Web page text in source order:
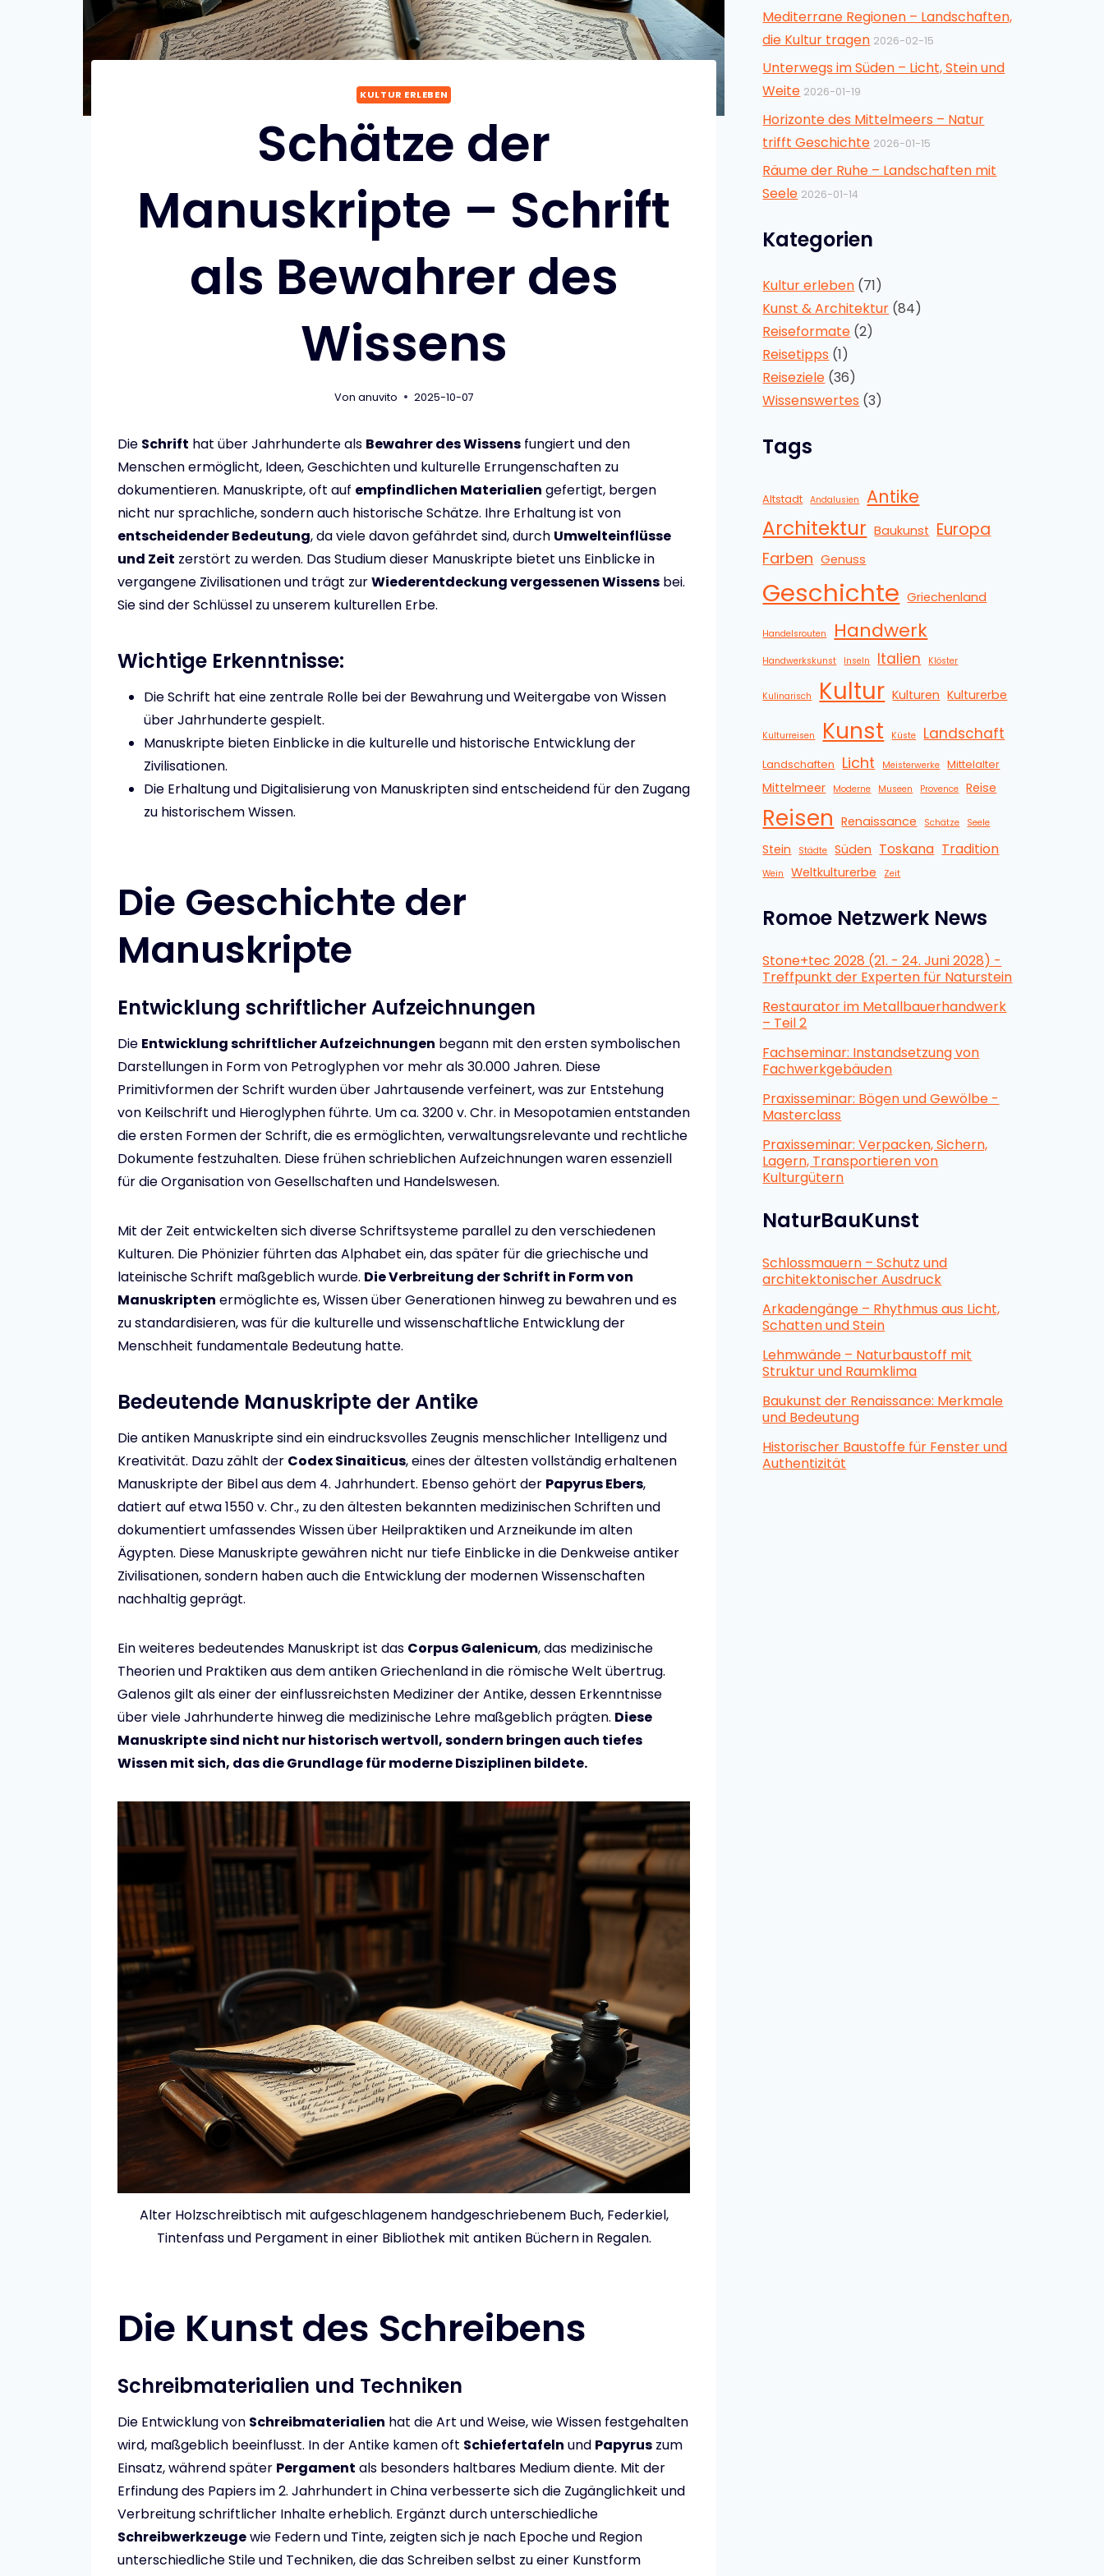
KULTUR ERLEBEN
Schätze der
Manuskripte – Schrift
als Bewahrer des
Wissens
Von anuvito 2025-10-07
Die Schrift hat über Jahrhunderte als Bewahrer des Wissens fungiert und den
Menschen ermöglicht, Ideen, Geschichten und kulturelle Errungenschaften zu
dokumentieren. Manuskripte, oft auf empfindlichen Materialien gefertigt, bergen
nicht nur sprachliche, sondern auch historische Schätze. Ihre Erhaltung ist von
entscheidender Bedeutung, da viele davon gefährdet sind, durch Umwelteinflüsse
und Zeit zerstört zu werden. Das Studium dieser Manuskripte bietet uns Einblicke in
vergangene Zivilisationen und trägt zurWiederentdeckung vergessenen Wissens bei.
Sie sind der Schlüssel zu unserem kulturellen Erbe.
Wichtige Erkenntnisse:
Die Schrift hat eine zentrale Rolle bei der Bewahrung und Weitergabe von Wissen
über Jahrhunderte gespielt.
Manuskripte bieten Einblicke in die kulturelle und historische Entwicklung der
Zivilisationen.
Die Erhaltung und Digitalisierung von Manuskripten sind entscheidend für den Zugang
zu historischem Wissen.
Die Geschichte der
Manuskripte
Entwicklung schriftlicher Aufzeichnungen
Die Entwicklung schriftlicher Aufzeichnungen begann mit den ersten symbolischen
Darstellungen in Form von Petroglyphen vor mehr als 30.000 Jahren. Diese
Primitivformen der Schrift wurden über Jahrtausende verfeinert, was zur Entstehung
von Keilschrift und Hieroglyphen führte. Um ca. 3200 v. Chr. in Mesopotamien entstanden
die ersten Formen der Schrift, die es ermöglichten, verwaltungsrelevante und rechtliche
Dokumente festzuhalten. Diese frühen schrieblichen Aufzeichnungen waren essenziell
für die Organisation von Gesellschaften und Handelswesen.
Mit der Zeit entwickelten sich diverse Schriftsysteme parallel zu den verschiedenen
Kulturen. Die Phönizier führten das Alphabet ein, das später für die griechische und
lateinische Schrift maßgeblich wurde. Die Verbreitung der Schrift in Form von
Manuskripten ermöglichte es, Wissen über Generationen hinweg zu bewahren und es
zu standardisieren, was für die kulturelle und wissenschaftliche Entwicklung der
Menschheit fundamentale Bedeutung hatte.
Bedeutende Manuskripte der Antike
Die antiken Manuskripte sind ein eindrucksvolles Zeugnis menschlicher Intelligenz und
Kreativität. Dazu zählt der Codex Sinaiticus, eines der ältesten vollständig erhaltenen
Manuskripte der Bibel aus dem 4. Jahrhundert. Ebenso gehört der Papyrus Ebers,
datiert auf etwa 1550 v. Chr., zu den ältesten bekannten medizinischen Schriften und
dokumentiert umfassendes Wissen über Heilpraktiken und Arzneikunde im alten
Ägypten. Diese Manuskripte gewähren nicht nur tiefe Einblicke in die Denkweise antiker
Zivilisationen, sondern haben auch die Entwicklung der modernen Wissenschaften
nachhaltig geprägt.
Ein weiteres bedeutendes Manuskript ist das Corpus Galenicum, das medizinische
Theorien und Praktiken aus dem antiken Griechenland in die römische Welt übertrug.
Galenos gilt als einer der einflussreichsten Mediziner der Antike, dessen Erkenntnisse
über viele Jahrhunderte hinweg die medizinische Lehre maßgeblich prägten. Diese
Manuskripte sind nicht nur historisch wertvoll, sondern bringen auch tiefes
Wissen mit sich, das die Grundlage für moderne Disziplinen bildete.
Alter Holzschreibtisch mit aufgeschlagenem handgeschriebenem Buch, Federkiel,
Tintenfass und Pergament in einer Bibliothek mit antiken Büchern in Regalen.
Die Kunst des Schreibens
Schreibmaterialien und Techniken
Die Entwicklung von Schreibmaterialien hat die Art und Weise, wie Wissen festgehalten
wird, maßgeblich beeinflusst. In der Antike kamen oft Schiefertafeln und Papyrus zum
Einsatz, während später Pergament als besonders haltbares Medium diente. Mit der
Erfindung des Papiers im 2. Jahrhundert in China verbesserte sich die Zugänglichkeit und
Verbreitung schriftlicher Inhalte erheblich. Ergänzt durch unterschiedliche
Schreibwerkzeugewie Federn und Tinte, zeigten sich je nach Epoche und Region
unterschiedliche Stile und Techniken, die das Schreiben selbst zu einer Kunstform
Mediterrane Regionen – Landschaften,
die Kultur tragen 2026-02-15
Unterwegs im Süden – Licht, Stein und
Weite 2026-01-19
Horizonte des Mittelmeers – Natur
trifft Geschichte 2026-01-15
Räume der Ruhe – Landschaften mit
Seele 2026-01-14
Kategorien
Kultur erleben (71)
Kunst & Architektur (84)
Reiseformate (2)
Reisetipps (1)
Reiseziele (36)
Wissenswertes (3)
Tags
Altstadt Andalusien Antike
Architektur Baukunst Europa
Farben Genuss
Geschichte Griechenland
Handelsrouten Handwerk
Handwerkskunst Inseln Italien Klöster
Kulinarisch Kultur Kulturen Kulturerbe
Kulturreisen Kunst Küste Landschaft
Landschaften Licht Meisterwerke Mittelalter
Mittelmeer Moderne Museen Provence Reise
Reisen Renaissance Schätze Seele
Stein Städte Süden Toskana Tradition
Wein Weltkulturerbe Zeit
Romoe Netzwerk News
Stone+tec 2028 (21. - 24. Juni 2028) -
Treffpunkt der Experten für Naturstein
Restaurator im Metallbauerhandwerk
– Teil 2
Fachseminar: Instandsetzung von
Fachwerkgebäuden
Praxisseminar: Bögen und Gewölbe -
Masterclass
Praxisseminar: Verpacken, Sichern,
Lagern, Transportieren von
Kulturgütern
NaturBauKunst
Schlossmauern – Schutz und
architektonischer Ausdruck
Arkadengänge – Rhythmus aus Licht,
Schatten und Stein
Lehmwände – Naturbaustoff mit
Struktur und Raumklima
Baukunst der Renaissance: Merkmale
und Bedeutung
Historischer Baustoffe für Fenster und
Authentizität